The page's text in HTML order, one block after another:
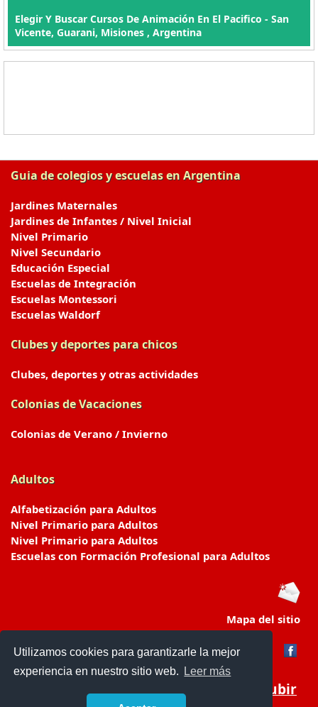
Utilizamos cookies para garantizarle la mejor
experiencia en nuestro sitio web.
Leer más
Elegir Y Buscar Cursos De Animación En El Pacifico - San
Vicente, Guarani, Misiones , Argentina
Guia de colegios y escuelas en Argentina
Jardines Maternales
Jardines de Infantes / Nivel Inicial
Nivel Primario
Nivel Secundario
Educación Especial
Escuelas de Integración
Escuelas Montessori
Escuelas Waldorf
Clubes y deportes para chicos
Clubes, deportes y otras actividades
Colonias de Vacaciones
Colonias de Verano / Invierno
Adultos
Alfabetización para Adultos
Nivel Primario para Adultos
Nivel Primario para Adultos
Escuelas con Formación Profesional para Adultos
Mapa del sitio
Subir